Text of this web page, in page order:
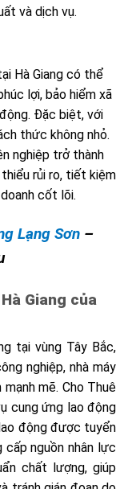
và dịch vụ.
Hà Giang có thể
lợi, bảo hiểm xã
Đặc biệt, với
thức không nhỏ.
nghiệp trở thành
rủi ro, tiết kiệm
cốt lõi.
Lạng Sơn –
Giang của
tại vùng Tây Bắc,
nghiệp, nhà máy
mẽ. Cho Thuê
cung ứng lao động
động được tuyển
nguồn nhân lực
chất lượng, giúp